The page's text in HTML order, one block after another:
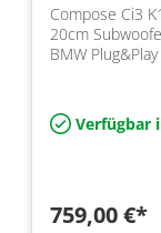
Compose Ci3
20cm
BMW
Verfügbar
759,00 €*